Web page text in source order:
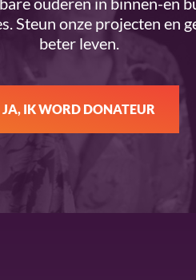
Steun onze projecten en
beter leven.
JA, IK WORD DONATEUR